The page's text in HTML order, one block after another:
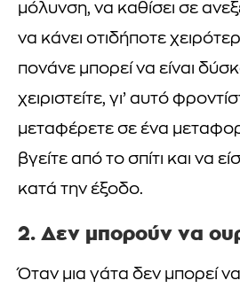
μόλυνση, να καθίσει σε
να κάνει οτιδήποτε
πονάνε μπορεί να είναι
χειριστείτε, γι’ αυτό
μεταφέρετε σε ένα
βγείτε από το σπίτι και να
κατά την έξοδο.
2. Δεν μπορούν να
Όταν μια γάτα δεν μπορεί